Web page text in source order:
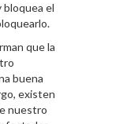
el
que la
buena
existen
nuestro